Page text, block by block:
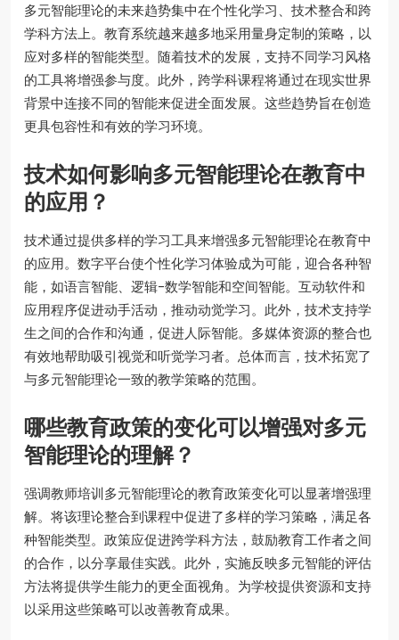
多元智能理论的未来趋势集中在个性化学习、技术整合和跨
学科方法上。教育系统越来越多地采用量身定制的策略，以
应对多样的智能类型。随着技术的发展，支持不同学习风格
的工具将增强参与度。此外，跨学科课程将通过在现实世界
背景中连接不同的智能来促进全面发展。这些趋势旨在创造
更具包容性和有效的学习环境。
技术如何影响多元智能理论在教育中
的应用？
技术通过提供多样的学习工具来增强多元智能理论在教育中
的应用。数字平台使个性化学习体验成为可能，迎合各种智
能，如语言智能、逻辑-数学智能和空间智能。互动软件和
应用程序促进动手活动，推动动觉学习。此外，技术支持学
生之间的合作和沟通，促进人际智能。多媒体资源的整合也
有效地帮助吸引视觉和听觉学习者。总体而言，技术拓宽了
与多元智能理论一致的教学策略的范围。
哪些教育政策的变化可以增强对多元
智能理论的理解？
强调教师培训多元智能理论的教育政策变化可以显著增强理
解。将该理论整合到课程中促进了多样的学习策略，满足各
种智能类型。政策应促进跨学科方法，鼓励教育工作者之间
的合作，以分享最佳实践。此外，实施反映多元智能的评估
方法将提供学生能力的更全面视角。为学校提供资源和支持
以采用这些策略可以改善教育成果。